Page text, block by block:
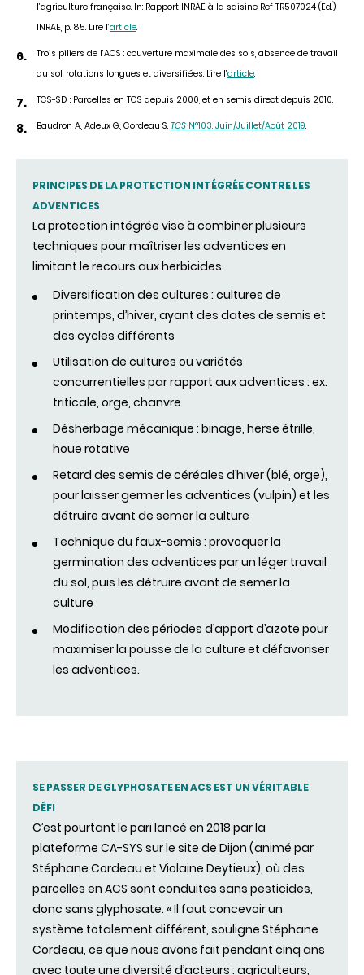
l’agriculture française. In: Rapport INRAE à la saisine Ref TR507024 (Ed.).
INRAE, p. 85. Lire l’article.
Trois piliers de l’ACS : couverture maximale des sols, absence de travail
du sol, rotations longues et diversifiées. Lire l’article.
TCS-SD : Parcelles en TCS depuis 2000, et en semis direct depuis 2010.
Baudron A., Adeux G., Cordeau S. TCS N°103. Juin/Juillet/Août 2019.
PRINCIPES DE LA PROTECTION INTÉGRÉE CONTRE LES
ADVENTICES
La protection intégrée vise à combiner plusieurs
techniques pour maîtriser les adventices en
limitant le recours aux herbicides.
Diversification des cultures : cultures de
printemps, d’hiver, ayant des dates de semis et
des cycles différents
Utilisation de cultures ou variétés
concurrentielles par rapport aux adventices : ex.
triticale, orge, chanvre
Désherbage mécanique : binage, herse étrille,
houe rotative
Retard des semis de céréales d’hiver (blé, orge),
pour laisser germer les adventices (vulpin) et les
détruire avant de semer la culture
Technique du faux-semis : provoquer la
germination des adventices par un léger travail
du sol, puis les détruire avant de semer la
culture
Modification des périodes d’apport d’azote pour
maximiser la pousse de la culture et défavoriser
les adventices.
SE PASSER DE GLYPHOSATE EN ACS EST UN VÉRITABLE
DÉFI
C’est pourtant le pari lancé en 2018 par la
plateforme CA-SYS sur le site de Dijon (animé par
Stéphane Cordeau et Violaine Deytieux), où des
parcelles en ACS sont conduites sans pesticides,
donc sans glyphosate. « Il faut concevoir un
système totalement différent, souligne Stéphane
Cordeau, ce que nous avons fait pendant cinq ans
avec toute une diversité d’acteurs : agriculteurs,